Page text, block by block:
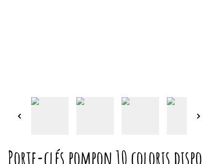
Porte-clés pompon 10 coloris dispo